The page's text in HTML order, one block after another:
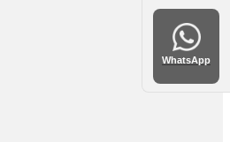
WhatsApp